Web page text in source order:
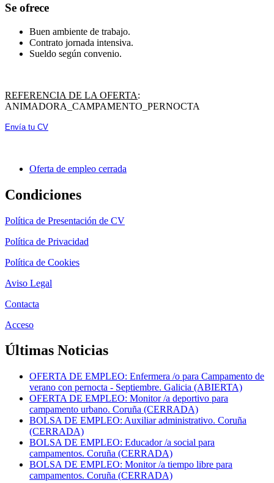
Se ofrece
Buen ambiente de trabajo.
Contrato jornada intensiva.
Sueldo según convenio.
REFERENCIA DE LA OFERTA:
ANIMADORA_CAMPAMENTO_PERNOCTA
Envía tu CV
Oferta de empleo cerrada
Condiciones
Política de Presentación de CV
Política de Privacidad
Política de Cookies
Aviso Legal
Contacta
Acceso
Últimas Noticias
OFERTA DE EMPLEO: Enfermera /o para Campamento de
verano con pernocta - Septiembre. Galicia (ABIERTA)
OFERTA DE EMPLEO: Monitor /a deportivo para
campamento urbano. Coruña (CERRADA)
BOLSA DE EMPLEO: Auxiliar administrativo. Coruña
(CERRADA)
BOLSA DE EMPLEO: Educador /a social para
campamentos. Coruña (CERRADA)
BOLSA DE EMPLEO: Monitor /a tiempo libre para
campamentos. Coruña (CERRADA)